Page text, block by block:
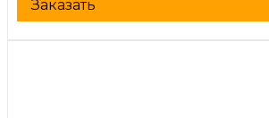
Заказать